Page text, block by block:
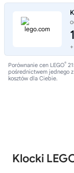
Porównanie cen LEGO®
pośrednictwem jednego
kosztów dla Ciebie.
Klocki